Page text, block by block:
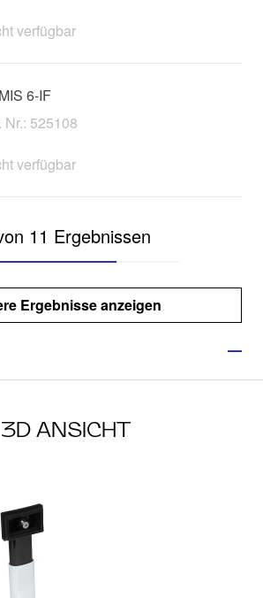
verfügbar
6-IF
Nr.: 525108
verfügbar
11 Ergebnissen
Ergebnisse anzeigen
3D ANSICHT